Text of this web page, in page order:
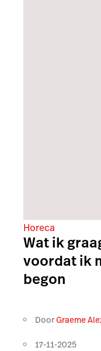
Horeca
Wat ik
voordat ik
begon
DoorGraeme
17-11-2025